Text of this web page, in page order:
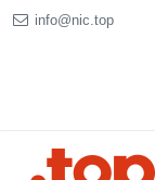
info@nic.top